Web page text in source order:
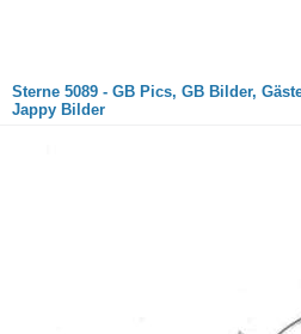
Sterne 5089 - GB Pics, GB Bilder,
Jappy Bilder